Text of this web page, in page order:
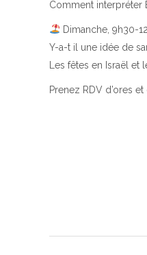
Comment interpréter
Dimanche, 9h30-
Y-a-t il une idée de
Les fêtes en Israël et
Prenez RDV d’ores et